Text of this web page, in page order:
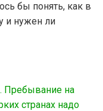
бы понять, как в
и нужен ли
Пребывание на
странах надо